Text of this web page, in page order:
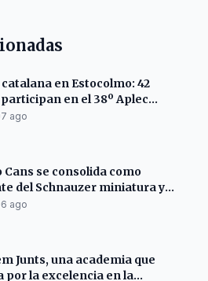
en Estocolmo: 42
en el 38º Aplec
ago
Cans se consolida como
del Schnauzer miniatura y
su éxito en el World Dog
ago
Junts, una academia que
por la excelencia en la